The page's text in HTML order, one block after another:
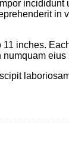
inches.